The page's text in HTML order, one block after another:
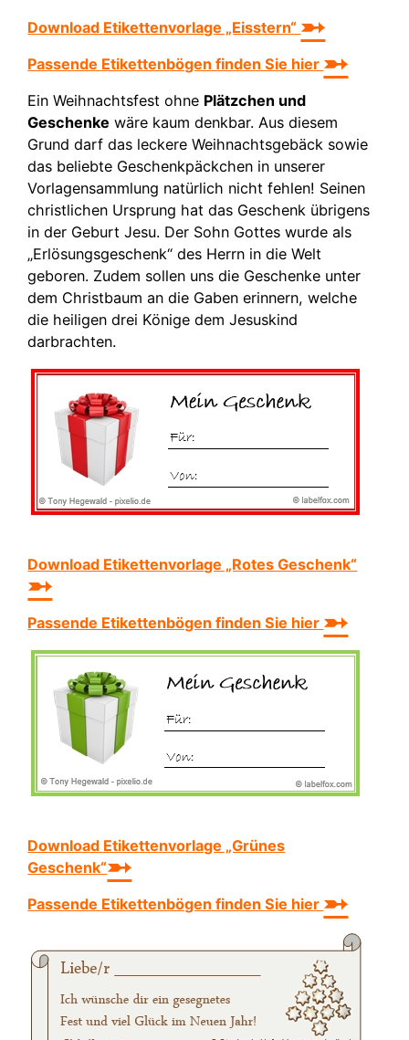
Download Etikettenvorlage „Eisstern“ ➵
Passende Etikettenbögen finden Sie hier ➵
Ein Weihnachtsfest ohne Plätzchen und
Geschenke wäre kaum denkbar. Aus diesem
Grund darf das leckere Weihnachtsgebäck sowie
das beliebte Geschenkpäckchen in unserer
Vorlagensammlung natürlich nicht fehlen! Seinen
christlichen Ursprung hat das Geschenk übrigens
in der Geburt Jesu. Der Sohn Gottes wurde als
„Erlösungsgeschenk“ des Herrn in die Welt
geboren. Zudem sollen uns die Geschenke unter
dem Christbaum an die Gaben erinnern, welche
die heiligen drei Könige dem Jesuskind
darbrachten.
Download Etikettenvorlage „Rotes Geschenk“
➵
Passende Etikettenbögen finden Sie hier ➵
Download Etikettenvorlage „Grünes
Geschenk“➵
Passende Etikettenbögen finden Sie hier ➵